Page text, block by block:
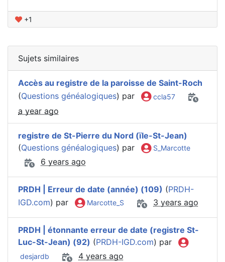
+1
Sujets similaires
Accès au registre de la paroisse de Saint-Roch
(Questions généalogiques) par ccla57
a year ago
registre de St-Pierre du Nord (ïle-St-Jean)
(Questions généalogiques) par S_Marcotte
6 years ago
PRDH | Erreur de date (année) (109) (PRDH-
IGD.com) par Marcotte_S 3 years ago
PRDH | étonnante erreur de date (registre St-
Luc-St-Jean) (92) (PRDH-IGD.com) par
desjardb 4 years ago